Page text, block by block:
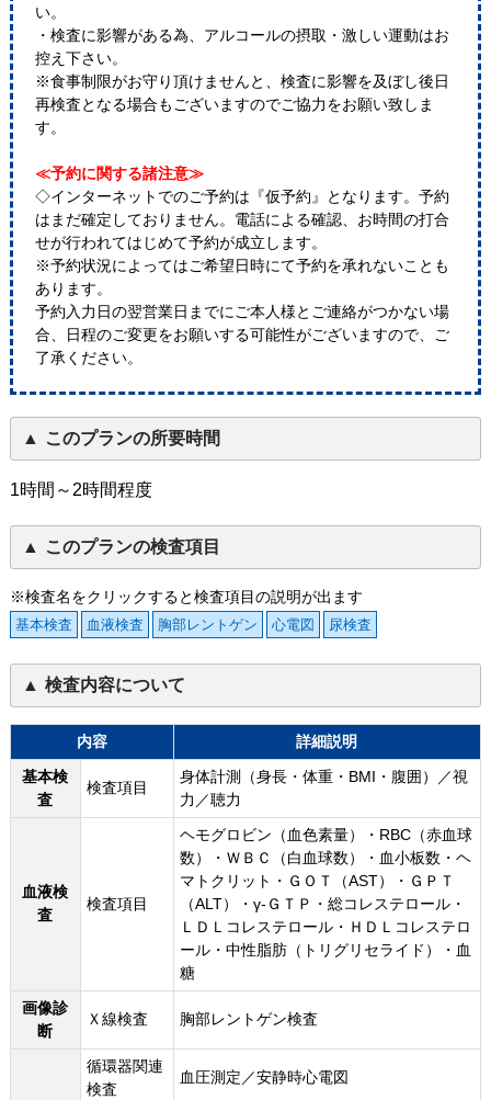
い。
・検査に影響がある為、アルコールの摂取・激しい運動はお
控え下さい。
※食事制限がお守り頂けませんと、検査に影響を及ぼし後日
再検査となる場合もございますのでご協力をお願い致しま
す。
≪予約に関する諸注意≫
◇インターネットでのご予約は『仮予約』となります。予約
はまだ確定しておりません。電話による確認、お時間の打合
せが行われてはじめて予約が成立します。
※予約状況によってはご希望日時にて予約を承れないことも
あります。
予約入力日の翌営業日までにご本人様とご連絡がつかない場
合、日程のご変更をお願いする可能性がございますので、ご
了承ください。
このプランの所要時間
1時間～2時間程度
このプランの検査項目
※検査名をクリックすると検査項目の説明が出ます
基本検査 血液検査 胸部レントゲン 心電図 尿検査
検査内容について
内容
詳細説明
基本検
査
検査項目
身体計測（身長・体重・BMI・腹囲）／視
力／聴力
血液検
査
検査項目
ヘモグロビン（血色素量）・RBC（赤血球
数）・ＷＢＣ（白血球数）・血小板数・ヘ
マトクリット・ＧＯＴ（AST）・ＧＰＴ
（ALT）・γ-ＧＴＰ・総コレステロール・
ＬＤＬコレステロール・ＨＤＬコレステロ
ール・中性脂肪（トリグリセライド）・血
糖
画像診
断
Ｘ線検査 胸部レントゲン検査
循環器関連
検査
血圧測定／安静時心電図